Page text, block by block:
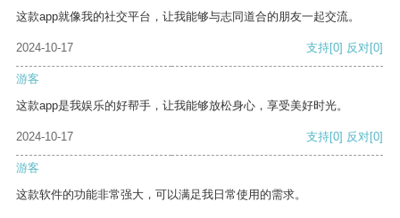
这款app就像我的社交平台，让我能够与志同道合的朋友一起交流。
2024-10-17 支持[0] 反对[0]
游客
这款app是我娱乐的好帮手，让我能够放松身心，享受美好时光。
2024-10-17 支持[0] 反对[0]
游客
这款软件的功能非常强大，可以满足我日常使用的需求。